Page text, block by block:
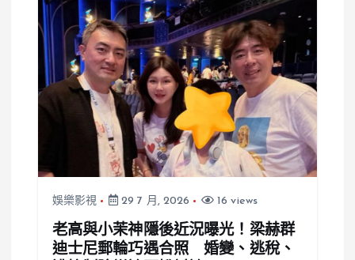
娛樂影視 29 7 月, 2026 16 views
老高與小茉神隱後近況曝光！梁赫群
迪士尼郵輪巧遇合照 婚變、逃稅、